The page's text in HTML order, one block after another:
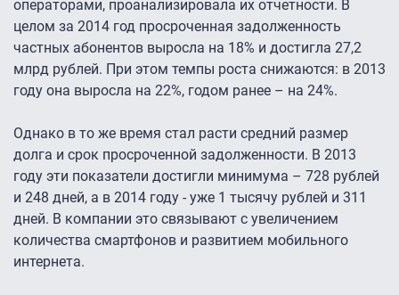
операторами, проанализировала их отчетности. В
целом за 2014 год просроченная задолженность
частных абонентов выросла на 18% и достигла 27,2
млрд рублей. При этом темпы роста снижаются: в 2013
году она выросла на 22%, годом ранее – на 24%.
Однако в то же время стал расти средний размер
долга и срок просроченной задолженности. В 2013
году эти показатели достигли минимума – 728 рублей
и 248 дней, а в 2014 году - уже 1 тысячу рублей и 311
дней. В компании это связывают с увеличением
количества смартфонов и развитием мобильного
интернета.